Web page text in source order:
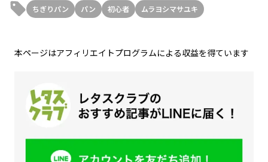
ちぎりパン パン 初心者 ムラヨシマサユキ
本ページはアフィリエイトプログラムによる収益を得ています